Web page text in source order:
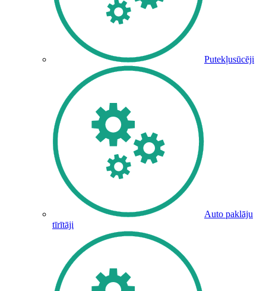
Putekļusūcēji
Auto paklāju
tīrītāji